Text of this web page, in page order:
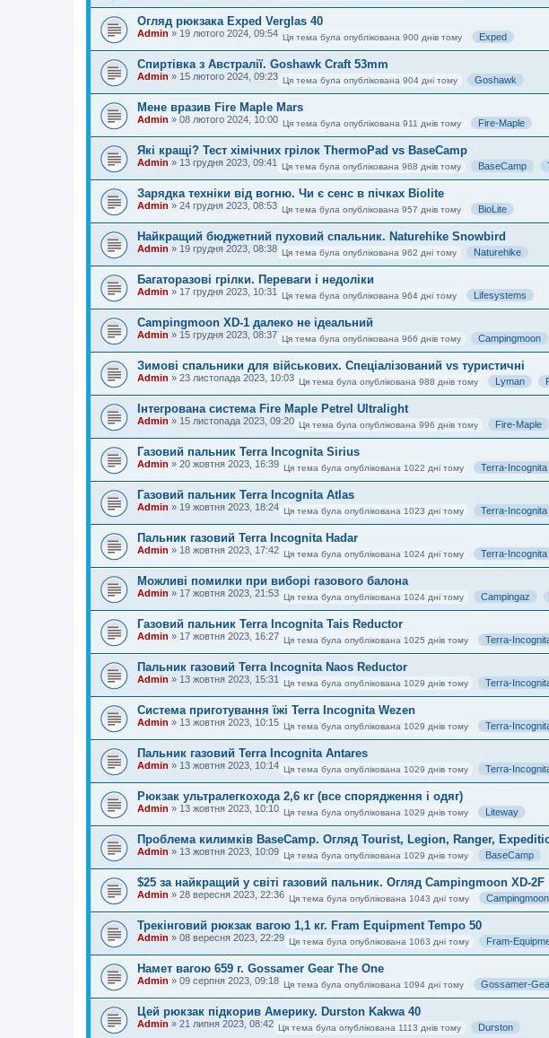
Огляд рюкзака Exped Verglas 40
Admin » 19 лютого 2024, 09:54 Ця тема була опублікована 900 днів тому Exped
Спиртівка з Австралії. Goshawk Craft 53mm
Admin » 15 лютого 2024, 09:23 Ця тема була опублікована 904 дні тому Goshawk
Мене вразив Fire Maple Mars
Admin » 08 лютого 2024, 10:00 Ця тема була опублікована 911 днів тому Fire-Maple
Які кращі? Тест хімічних грілок ThermoPad vs BaseCamp
Admin » 13 грудня 2023, 09:41 Ця тема була опублікована 968 днів тому BaseCamp
Зарядка техніки від вогню. Чи є сенс в пічках Biolite
Admin » 24 грудня 2023, 08:53 Ця тема була опублікована 957 днів тому BioLite
Найкращий бюджетний пуховий спальник. Naturehike Snowbird
Admin » 19 грудня 2023, 08:38 Ця тема була опублікована 962 дні тому Naturehike
Багаторазові грілки. Переваги і недоліки
Admin » 17 грудня 2023, 10:31 Ця тема була опублікована 964 дні тому Lifesystems
Campingmoon XD-1 далеко не ідеальний
Admin » 15 грудня 2023, 08:37 Ця тема була опублікована 966 днів тому Campingmoon
Зимові спальники для військових. Спеціалізований vs туристичні
Admin » 23 листопада 2023, 10:03 Ця тема була опублікована 988 днів тому Lyman
Інтегрована система Fire Maple Petrel Ultralight
Admin » 15 листопада 2023, 09:20 Ця тема була опублікована 996 днів тому Fire-Maple
Газовий пальник Terra Incognita Sirius
Admin » 20 жовтня 2023, 16:39 Ця тема була опублікована 1022 дні тому Terra-Incognita
Газовий пальник Terra Incognita Atlas
Admin » 19 жовтня 2023, 18:24 Ця тема була опублікована 1023 дні тому Terra-Incognita
Пальник газовий Terra Incognita Hadar
Admin » 18 жовтня 2023, 17:42 Ця тема була опублікована 1024 дні тому Terra-Incognita
Можливі помилки при виборі газового балона
Admin » 17 жовтня 2023, 21:53 Ця тема була опублікована 1024 дні тому Campingaz
Газовий пальник Terra Incognita Tais Reductor
Admin » 17 жовтня 2023, 16:27 Ця тема була опублікована 1025 днів тому Terra-
Пальник газовий Terra Incognita Naos Reductor
Admin » 13 жовтня 2023, 15:31 Ця тема була опублікована 1029 днів тому Terra-
Система приготування їжі Terra Incognita Wezen
Admin » 13 жовтня 2023, 10:15 Ця тема була опублікована 1029 днів тому Terra-
Пальник газовий Terra Incognita Antares
Admin » 13 жовтня 2023, 10:14 Ця тема була опублікована 1029 днів тому Terra-
Рюкзак ультралегкохода 2,6 кг (все спорядження і одяг)
Admin » 13 жовтня 2023, 10:10 Ця тема була опублікована 1029 днів тому Liteway
Проблема килимків BaseCamp. Огляд Tourist, Legion, Ranger,
Admin » 13 жовтня 2023, 10:09 Ця тема була опублікована 1029 днів тому BaseCamp
$25 за найкращий у світі газовий пальник. Огляд Campingmoon XD-2F
Admin » 28 вересня 2023, 22:36 Ця тема була опублікована 1043 дні тому Campingmoon
Трекінговий рюкзак вагою 1,1 кг. Fram Equipment Tempo 50
Admin » 08 вересня 2023, 22:29 Ця тема була опублікована 1063 дні тому Fram-
Намет вагою 659 г. Gossamer Gear The One
Admin » 09 серпня 2023, 09:18 Ця тема була опублікована 1094 дні тому Gossamer-
Цей рюкзак підкорив Америку. Durston Kakwa 40
Admin » 21 липня 2023, 08:42 Ця тема була опублікована 1113 днів тому Durston